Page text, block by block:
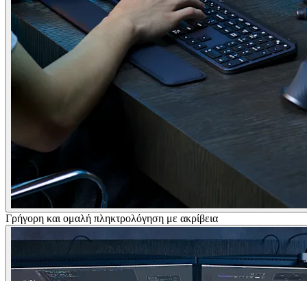
Γρήγορη και ομαλή πληκτρολόγηση με ακρίβεια